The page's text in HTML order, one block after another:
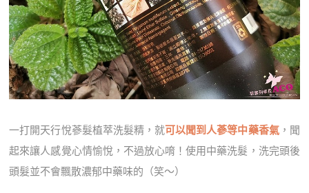
一打開天行悅蔘髮植萃洗髮精，就可以聞到人蔘等中藥香氣，聞
起來讓人感覺心情愉悅，不過放心唷！使用中藥洗髮，洗完頭後
頭髮並不會飄散濃郁中藥味的（笑～）